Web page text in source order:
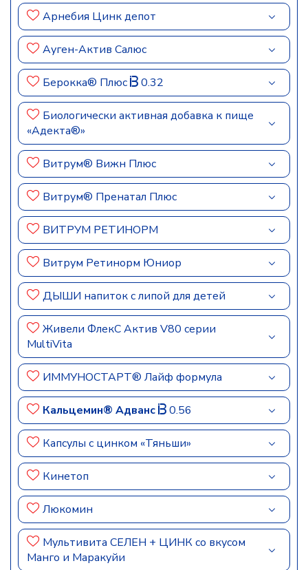
Арнебия Цинк депот
Ауген-Актив Салюс
Берокка® Плюс 0.32
Биологически активная добавка к пище
«Адекта®»
Витрум® Вижн Плюс
Витрум® Пренатал Плюс
ВИТРУМ РЕТИНОРМ
Витрум Ретинорм Юниор
ДЫШИ напиток с липой для детей
Живели ФлекС Актив V80 серии
MultiVita
ИММУНОСТАРТ® Лайф формула
Кальцемин® Адванс 0.56
Капсулы с цинком «Тяньши»
Кинетоп
Люкомин
Мультивита СЕЛЕН + ЦИНК со вкусом
Манго и Маракуйи